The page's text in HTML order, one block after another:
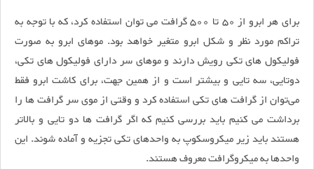
برای هر ابرو از 50 تا 500 گرافت می توان استفاده کرد، که با توجه به
تراکم مورد نظر و شکل ابرو متغیر خواهد بود. موهای ابرو به صورت
فولیکول های تکی رویش دارند و موهای سر دارای فولیکول های تکی،
دوتایی، سه تایی و بیشتر است و از همین جهت، برای کاشت ابرو فقط
می‌توان از گرافت های تکی استفاده کرد و وقتی از موی سر گرافت ها را
برداشت می کنیم باید بررسی کنیم که اگر گرافت ها دو تایی و بالاتر
هستند باید زیر میکروسکوپ به واحدهای تکی تجزیه و آماده شوند. این
واحدها به میکروگرافت معروف هستند.